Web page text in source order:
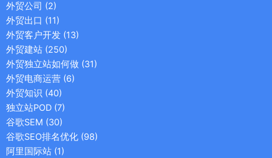
外贸公司 (2)
外贸出口 (11)
外贸客户开发 (13)
外贸建站 (250)
外贸独立站如何做 (31)
外贸电商运营 (6)
外贸知识 (40)
独立站POD (7)
谷歌SEM (30)
谷歌SEO排名优化 (98)
阿里国际站 (1)